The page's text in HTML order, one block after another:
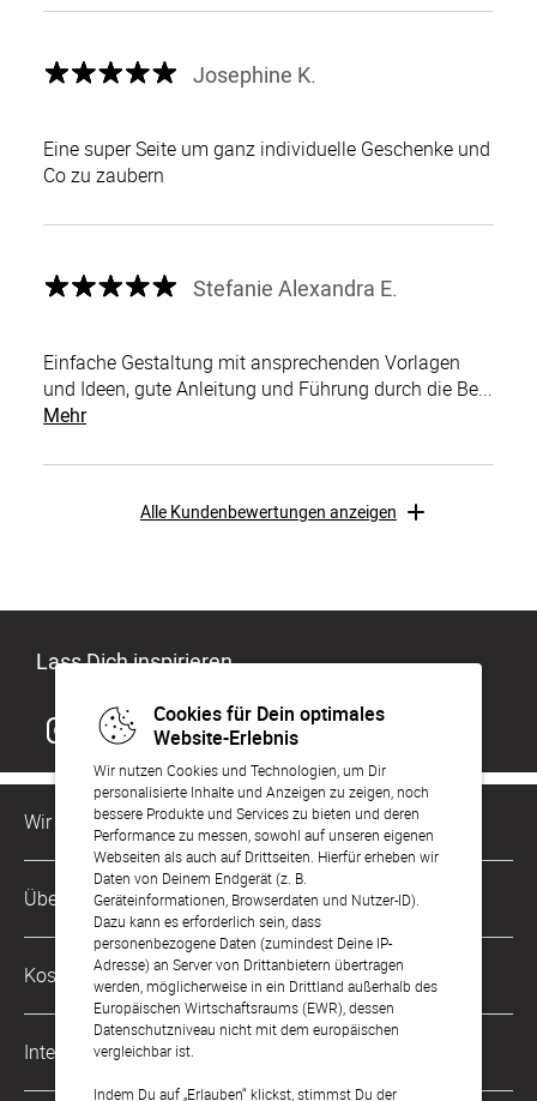
Cookies für Dein optimales
Website-Erlebnis
Wir nutzen Cookies und Technologien, um Dir
personalisierte Inhalte und Anzeigen zu zeigen, noch
bessere Produkte und Services zu bieten und deren
Performance zu messen, sowohl auf unseren eigenen
Webseiten als auch auf Drittseiten. Hierfür erheben wir
Daten von Deinem Endgerät (z. B.
Geräteinformationen, Browserdaten und Nutzer-ID).
Dazu kann es erforderlich sein, dass
personenbezogene Daten (zumindest Deine IP-
Adresse) an Server von Drittanbietern übertragen
werden, möglicherweise in ein Drittland außerhalb des
Europäischen Wirtschaftsraums (EWR), dessen
Datenschutzniveau nicht mit dem europäischen
vergleichbar ist.
Indem Du auf „Erlauben“ klickst, stimmst Du der
Josephine K.
Eine super Seite um ganz individuelle Geschenke und
Co zu zaubern
Stefanie Alexandra E.
Einfache Gestaltung mit ansprechenden Vorlagen
und Ideen, gute Anleitung und Führung durch die Be...
Mehr
Alle Kundenbewertungen anzeigen
Lass Dich inspirieren
Wir sind für Dich da
Kundenservice-Hotline
0221 956 725 10
Mo. - Fr. von 9 bis 17 Uhr
kontakt@sendmoments.de
Über Uns
Philosophie
Karriere
Impressum
AGB & Widerrufsrecht
Kostenlose Services
Musterkarten
International